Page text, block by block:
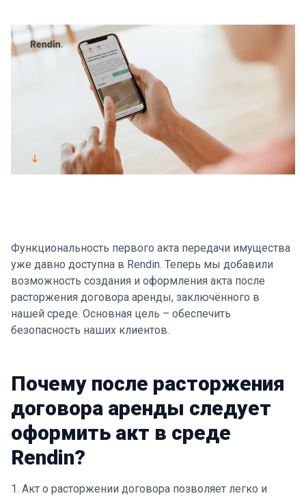
Функциональность первого акта передачи имущества
уже давно доступна в Rendin. Теперь мы добавили
возможность создания и оформления акта после
расторжения договора аренды, заключённого в
нашей среде. Основная цель – обеспечить
безопасность наших клиентов.
Почему после расторжения
договора аренды следует
оформить акт в среде
Rendin?
Акт о расторжении договора позволяет легко и